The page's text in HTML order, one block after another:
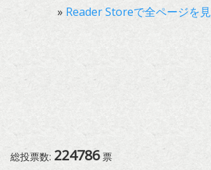
» Reader Storeで全ページを見
総投票数: 224786票